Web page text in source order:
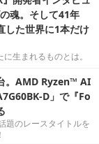
魂。そして41年
した世界に1本だけ
生まれるものとは。
。AMD Ryzen™ AI
D」で『Fo
題のレースタイトルを